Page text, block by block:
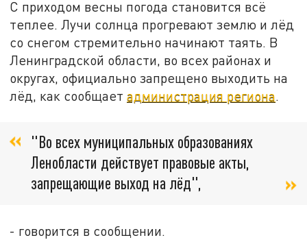
С приходом весны погода становится всё
теплее. Лучи солнца прогревают землю и лёд
со снегом стремительно начинают таять. В
Ленинградской области, во всех районах и
округах, официально запрещено выходить на
лёд, как сообщаетадминистрация региона.
"Во всех муниципальных образованиях
Ленобласти действует правовые акты,
запрещающие выход на лёд",
- говорится в сообщении.